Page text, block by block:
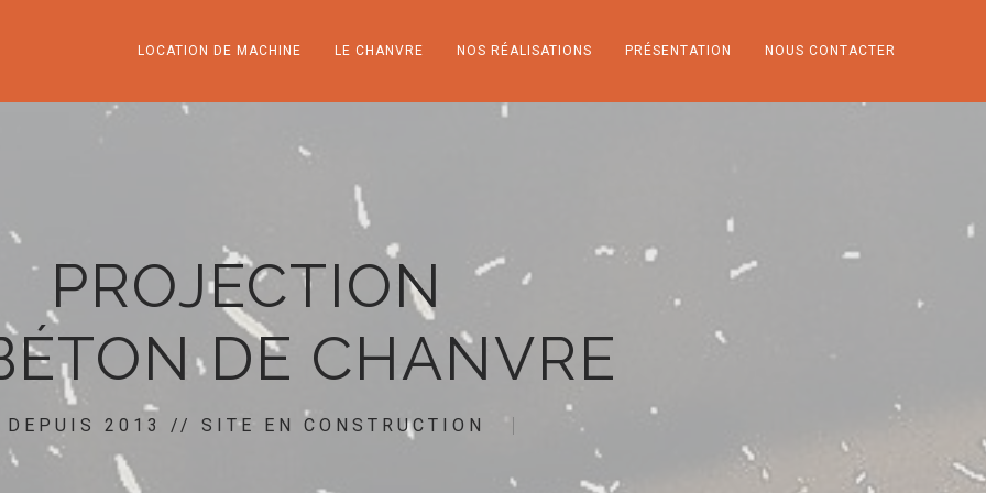
LOCATION DE MACHINE LE CHANVRE NOS RÉALISATIONS PRÉSENTATION NOUS CONTACTER
PROJECTION
DE CHANVRE
DEPUIS 2013 // SITE EN CONSTRUCTION